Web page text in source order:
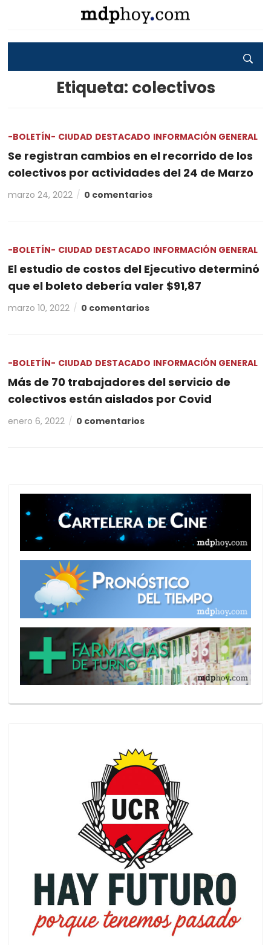
Etiqueta: colectivos
-BOLETÍN- CIUDAD DESTACADO INFORMACIÓN GENERAL
Se registran cambios en el recorrido de los
colectivos por actividades del 24 de Marzo
marzo 24, 2022 0 comentarios
-BOLETÍN- CIUDAD DESTACADO INFORMACIÓN GENERAL
El estudio de costos del Ejecutivo determinó
que el boleto debería valer $91,87
marzo 10, 2022 0 comentarios
-BOLETÍN- CIUDAD DESTACADO INFORMACIÓN GENERAL
Más de 70 trabajadores del servicio de
colectivos están aislados por Covid
enero 6, 2022 0 comentarios